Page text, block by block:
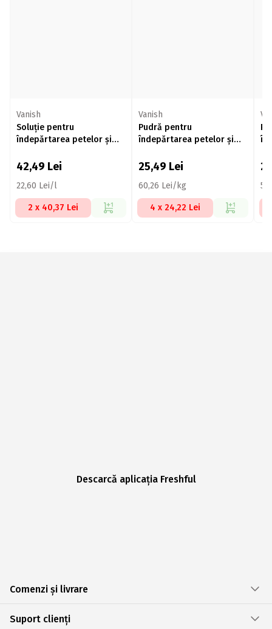
Vanish
Soluție pentru
îndepărtarea petelor și
Extra Hygiene, 18
42,49 Lei
22,60 Lei/l
2 x 40,37 Lei
Vanish
Pudră pentru
îndepărtarea petelor și
Extra Hygiene 423g
25,49 Lei
60,26 Lei/kg
4 x 24,22 Lei
Descarcă aplicația Freshful
Comenzi și livrare
Suport clienți